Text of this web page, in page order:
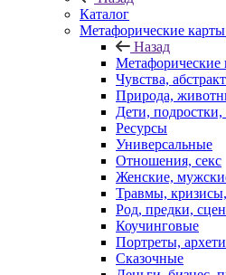
Каталог
Mетафорические карты
Назад
Mетафорические
Чувства,
Природа,
Дети,
Ресурсы
Универсальные
Отношения, секс
Женские,
Травмы,
Род, предки,
Коучинговые
Портреты,
Сказочные